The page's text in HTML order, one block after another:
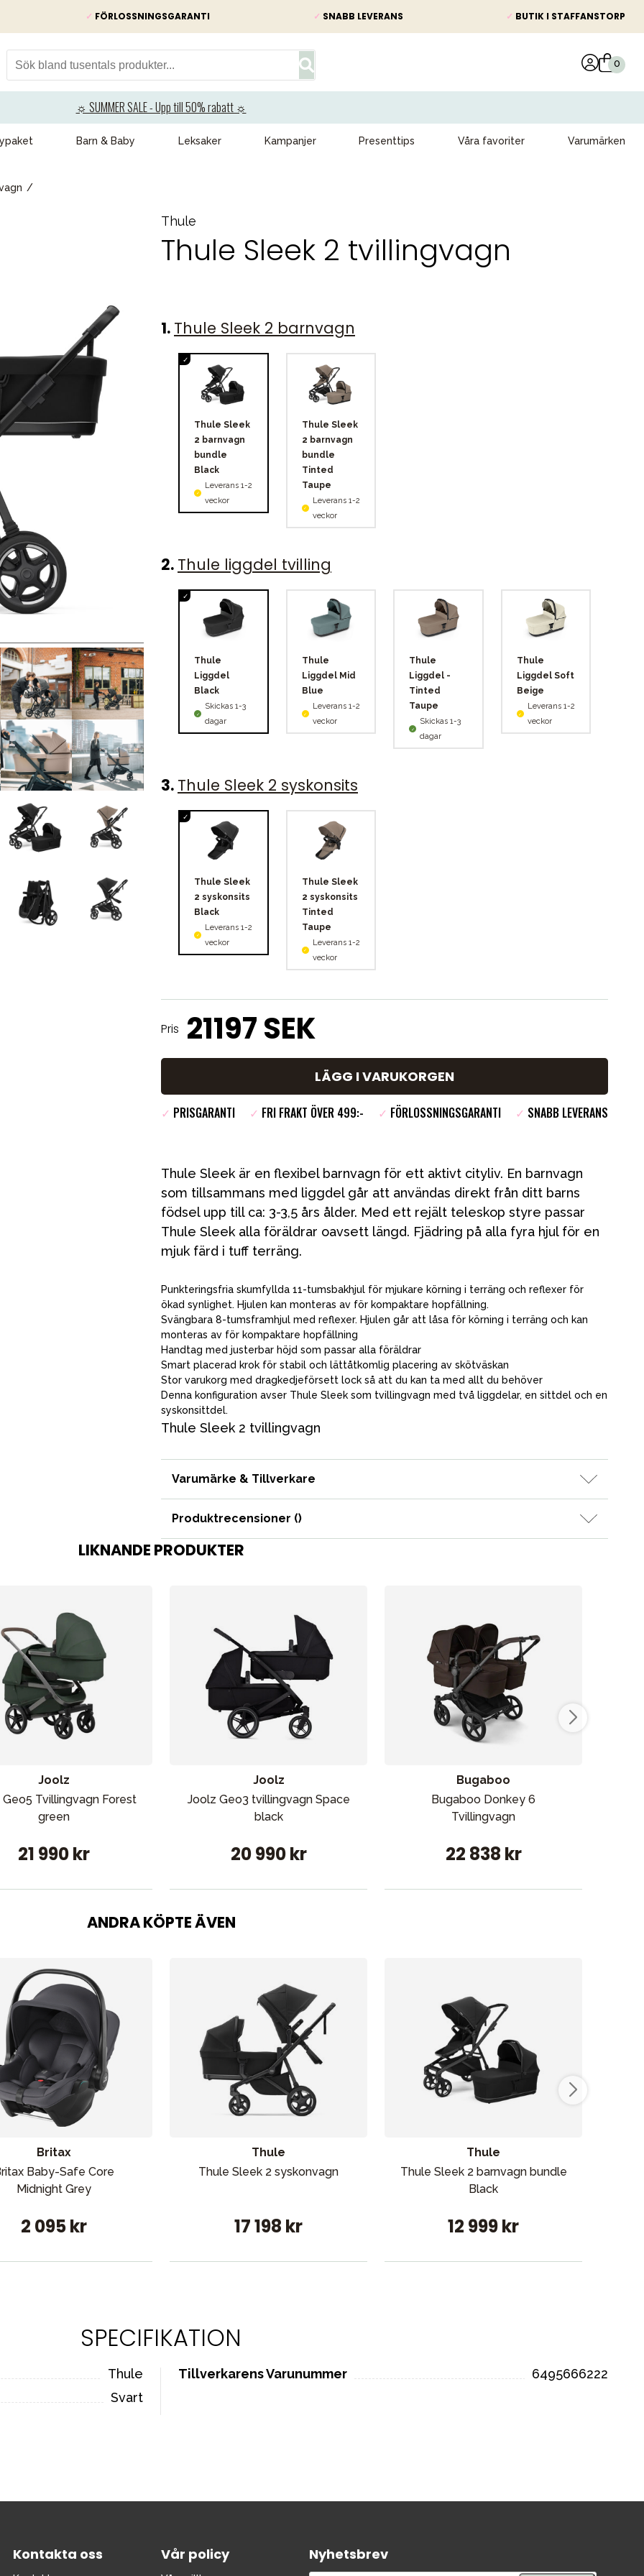
✓ FÖRLOSSNINGSGARANTI ✓ SNABB LEVERANS ✓ BUTIK I STAFFANSTORP
☼ SUMMER SALE - Upp till 50% rabatt ☼
Barn & Baby Leksaker Kampanjer Presenttips Våra favoriter Varumärken
Thule
Thule Sleek 2 tvillingvagn
1. Thule Sleek 2 barnvagn
Thule Sleek
2 barnvagn
bundle
Black
Leverans 1-2
veckor
Thule Sleek
2 barnvagn
bundle
Tinted
Taupe
Leverans 1-2
veckor
2. Thule liggdel tvilling
Thule
Liggdel
Black
Skickas 1-3
dagar
Thule
Liggdel Mid
Blue
Leverans 1-2
veckor
Thule
Liggdel -
Tinted
Taupe
Skickas 1-3
dagar
Thule
Liggdel Soft
Beige
Leverans 1-2
veckor
3. Thule Sleek 2 syskonsits
Thule Sleek
2 syskonsits
Black
Leverans 1-2
veckor
Thule Sleek
2 syskonsits
Tinted
Taupe
Leverans 1-2
veckor
Pris 21197SEK
LÄGG I VARUKORGEN
✓ PRISGARANTI ✓ FRI FRAKT ÖVER 499:- ✓ FÖRLOSSNINGSGARANTI ✓ SNABB LEVERANS
Thule Sleek är en flexibel barnvagn för ett aktivt cityliv. En barnvagn
som tillsammans med liggdel går att användas direkt från ditt barns
födsel upp till ca: 3-3,5 års ålder. Med ett rejält teleskop styre passar
Thule Sleek alla föräldrar oavsett längd. Fjädring på alla fyra hjul för en
mjuk färd i tuff terräng.
Punkteringsfria skumfyllda 11-tumsbakhjul för mjukare körning i terräng och reflexer för
ökad synlighet. Hjulen kan monteras av för kompaktare hopfällning.
Svängbara 8-tumsframhjul med reflexer. Hjulen går att låsa för körning i terräng och kan
monteras av för kompaktare hopfällning
Handtag med justerbar höjd som passar alla föräldrar
Smart placerad krok för stabil och lättåtkomlig placering av skötväskan
Stor varukorg med dragkedjeförsett lock så att du kan ta med allt du behöver
Denna konfiguration avser Thule Sleek som tvillingvagn med två liggdelar, en sittdel och en
syskonsittdel.
Thule Sleek 2 tvillingvagn
Varumärke & Tillverkare
Produktrecensioner ()
LIKNANDE PRODUKTER
Joolz
Tvillingvagn Forest
green
21 990 kr
Joolz
Joolz Geo3 tvillingvagn Space
black
20 990 kr
Bugaboo
Bugaboo Donkey 6
Tvillingvagn
22 838 kr
ANDRA KÖPTE ÄVEN
Britax
Baby-Safe Core
Midnight Grey
2 095 kr
Thule
Thule Sleek 2 syskonvagn
17 198 kr
Thule
Thule Sleek 2 barnvagn bundle
Black
12 999 kr
SPECIFIKATION
Thule
Svart
Tillverkarens Varunummer 6495666222
Kontakta oss Vår policy Nyhetsbrev
VÅRT SORTIMENT
Förälder
Möbler & bädd
Tillbehör
Reservdelar
Kampanjer
Presenttips
Våra favoriter
Varumärken
Guider Kontakta oss